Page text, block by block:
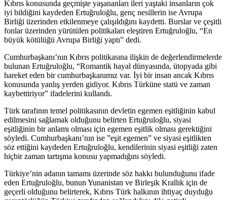
Kıbrıs konusunda geçmişte yaşananları ileri yaştaki insanların çok
iyi bildiğini kaydeden Ertuğruloğlu, genç nesillerin ise Avrupa
Birliği üzerinden etkilenmeye çalışıldığını kaydetti. Burslar ve çeşitli
fonlar üzerinden yürütülen politikaları eleştiren Ertuğruloğlu, “En
büyük kötülüğü Avrupa Birliği yaptı” dedi.
Cumhurbaşkanı’nın Kıbrıs politikasına ilişkin de değerlendirmelerde
bulunan Ertuğruloğlu, “Romantik hayal dünyasında, ütopyada gibi
hareket eden bir cumhurbaşkanımız var. İyi bir insan ancak Kıbrıs
konusunda yanlış yerden gidiyor. Kıbrıs Türküne statü ve zaman
kaybettiriyor” ifadelerini kullandı.
Türk tarafının temel politikasının devletin egemen eşitliğinin kabul
edilmesini sağlamak olduğunu belirten Ertuğruloğlu, siyasi
eşitliğinin bir anlamı olması için egemen eşitlik olması gerektiğini
söyledi. Cumhurbaşkanı’nın ise ”eşit egemen” ve siyasi eşitlikten
söz ettiğini kaydeden Ertuğruloğlu, kendilerinin siyasi eşitliği zaten
hiçbir zaman tartışma konusu yapmadığını söyledi.
Türkiye’nin adanın tamamı üzerinde söz hakkı bulunduğunu ifade
eden Ertuğruloğlu, bunun Yunanistan ve Birleşik Krallık için de
geçerli olduğunu belirterek, Kıbrıs Türk halkının ihtiyaç duyduğu